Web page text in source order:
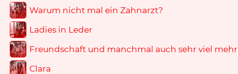
Warum nicht mal ein Zahnarzt?
Ladies in Leder
Freundschaft und manchmal auch sehr viel mehr
Clara